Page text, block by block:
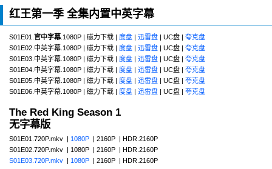
红王第一季 全集内置中英字幕
S01E01. 官中字幕 .1080P | 磁力下载 | 度盘 | 迅雷盘 | UC盘 | 夸克盘
S01E02.中英字幕.1080P | 磁力下载 | 度盘 | 迅雷盘 | UC盘 | 夸克盘
S01E03.中英字幕.1080P | 磁力下载 | 度盘 | 迅雷盘 | UC盘 | 夸克盘
S01E04.中英字幕.1080P | 磁力下载 | 度盘 | 迅雷盘 | UC盘 | 夸克盘
S01E05.中英字幕.1080P | 磁力下载 | 度盘 | 迅雷盘 | UC盘 | 夸克盘
S01E06.中英字幕.1080P | 磁力下载 | 度盘 | 迅雷盘 | UC盘 | 夸克盘
The Red King Season 1
无字幕版
S01E01.720P.mkv | 1080P | 2160P | HDR.2160P
S01E02.720P.mkv | 1080P | 2160P | HDR.2160P
S01E03.720P.mkv | 1080P | 2160P | HDR.2160P